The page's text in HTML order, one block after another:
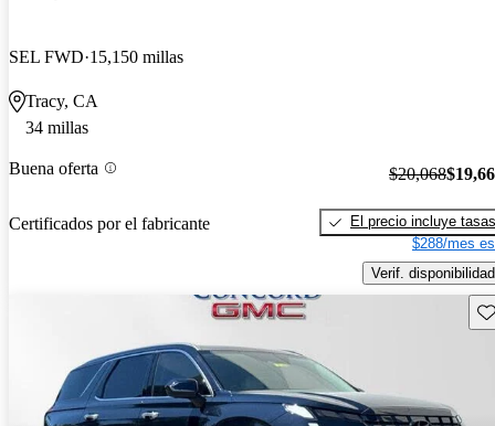
SEL FWD 15,150 millas
Tracy, CA
34 millas
Buena oferta
Certificados por el fabricante
$20,068
El precio incluye tasas
$288/mes
Verif. disponibilidad